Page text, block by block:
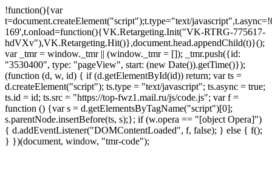
!function(){var
t=document.createElement("script");t.type="text/
169',t.onload=function(){VK.Retargeting.Init("VK-RTRG-775617-
hdVXv"),VK.Retargeting.Hit()},document.head.appendChild(t)}();
var _tmr = window._tmr || (window._tmr = []); _tmr.push({id:
"3530400", type: "pageView", start: (new Date()).getTime()});
(function (d, w, id) { if (d.getElementById(id)) return; var ts =
d.createElement("script"); ts.type = "text/javascript"; ts.async = true;
ts.id = id; ts.src = "https://top-fwz1.mail.ru/js/code.js"; var f =
function () {var s = d.getElementsByTagName("script")[0];
s.parentNode.insertBefore(ts, s);}; if (w.opera == "[object Opera]")
{ d.addEventListener("DOMContentLoaded", f, false); } else { f();
} })(document, window, "tmr-code");